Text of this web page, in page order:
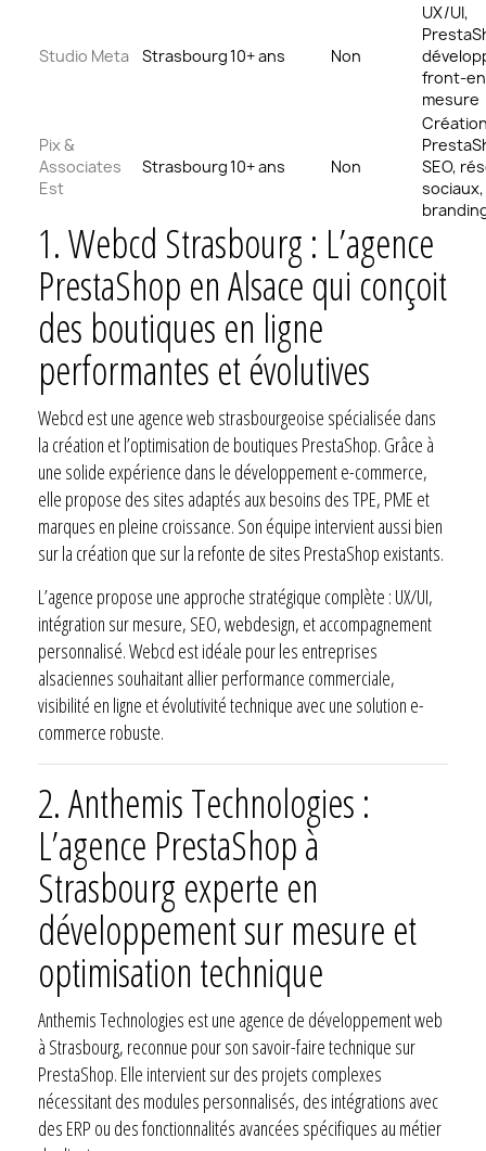
Studio Meta Strasbourg10+ ans Non
UX/UI,
front-
mesure
Pix &
Associates
Est
Strasbourg10+ ans Non
SEO,
sociaux,
1.Webcd Strasbourg : L’agence
PrestaShop en Alsace qui conçoit
des boutiques en ligne
performantes et évolutives
Webcd est une agence web strasbourgeoise spécialisée dans
la création et l’optimisation de boutiques PrestaShop. Grâce à
une solide expérience dans le développement e-commerce,
elle propose des sites adaptés aux besoins des TPE, PME et
marques en pleine croissance. Son équipe intervient aussi bien
sur la création que sur la refonte de sites PrestaShop existants.
L’agence propose une approche stratégique complète : UX/UI,
intégration sur mesure, SEO, webdesign, et accompagnement
personnalisé. Webcd est idéale pour les entreprises
alsaciennes souhaitant allier performance commerciale,
visibilité en ligne et évolutivité technique avec une solution e-
commerce robuste.
2.Anthemis Technologies :
L’agence PrestaShop à
Strasbourg experte en
développement sur mesure et
optimisation technique
Anthemis Technologies est une agence de développement web
à Strasbourg, reconnue pour son savoir-faire technique sur
PrestaShop. Elle intervient sur des projets complexes
nécessitant des modules personnalisés, des intégrations avec
des ERP ou des fonctionnalités avancées spécifiques au métier